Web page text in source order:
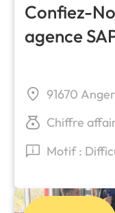
Confiez-
agence
91670
Chiffre
Motif :